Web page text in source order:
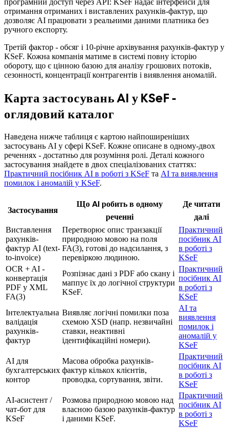
програмний доступ через API: KSeF надає інтерфейси для
отримання отриманих і виставлених рахунків-фактур, що
дозволяє AI працювати з реальними даними платника без
ручного експорту.
Третій фактор - обсяг і 10-річне архівування рахунків-фактур у
KSeF. Кожна компанія матиме в системі повну історію
обороту, що є цінною базою для аналізу грошових потоків,
сезонності, концентрації контрагентів і виявлення аномалій.
Карта застосувань AI у KSeF -
оглядовий каталог
Наведена нижче таблиця є картою найпоширеніших
застосувань AI у сфері KSeF. Кожне описане в одному-двох
реченнях - достатньо для розуміння ролі. Деталі кожного
застосування знайдете в двох спеціалізованих статтях:
Практичний посібник AI в роботі з KSeF та AI та виявлення
помилок і аномалій у KSeF.
Застосування
Що AI робить в одному
реченні
Де читати
далі
Виставлення
рахунків-
фактур AI (text-
to-invoice)
Перетворює опис транзакції
природною мовою на поля
FA(3), готові до надсилання, з
перевіркою людиною.
Практичний
посібник AI
в роботі з
KSeF
OCR + AI -
конвертація
PDF у XML
FA(3)
Розпізнає дані з PDF або скану і
маппує їх до логічної структури
KSeF.
Практичний
посібник AI
в роботі з
KSeF
Інтелектуальна
валідація
рахунків-
фактур
Виявляє логічні помилки поза
схемою XSD (напр. незвичайні
ставки, неактивні
ідентифікаційні номери).
AI та
виявлення
помилок і
аномалій у
KSeF
AI для
бухгалтерських
контор
Масова обробка рахунків-
фактур кількох клієнтів,
проводка, сортування, звіти.
Практичний
посібник AI
в роботі з
KSeF
AI-асистент /
чат-бот для
KSeF
Розмова природною мовою над
власною базою рахунків-фактур
і даними KSeF.
Практичний
посібник AI
в роботі з
KSeF